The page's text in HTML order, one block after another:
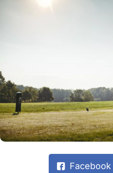
Facebook